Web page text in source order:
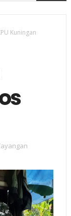
Kuningan